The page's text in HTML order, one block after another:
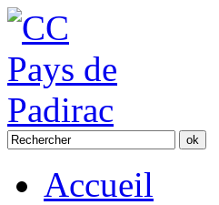
Accueil